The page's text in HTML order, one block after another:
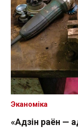
«Адзін раён —
Эканоміка